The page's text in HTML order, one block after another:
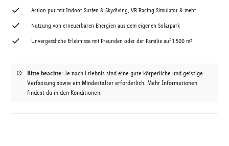
Action pur mit Indoor Surfen & Skydiving, VR Racing Simulator & mehr
Nutzung von erneuerbaren Energien aus dem eigenen Solarpark
Unvergessliche Erlebnisse mit Freunden oder der Familie auf 1.500 m²
Bitte beachte: Je nach Erlebnis sind eine gute körperliche und geistige
Verfassung sowie ein Mindestalter erforderlich. Mehr Informationen
findest du in den Konditionen.